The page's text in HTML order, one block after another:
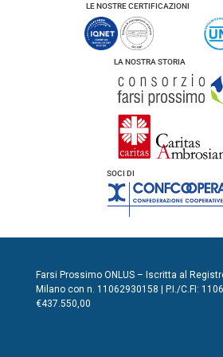
LE NOSTRE CERTIFICAZIONI
LA NOSTRA STORIA
SOCI DI
Farsi Prossimo ONLUS – Iscritta al
Milano con n. 11062930158 | P.I./C.FI:
€437.550,00